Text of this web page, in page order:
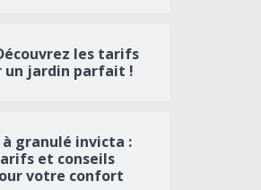
les tarifs
un jardin parfait !
granulé invicta :
et conseils
votre confort